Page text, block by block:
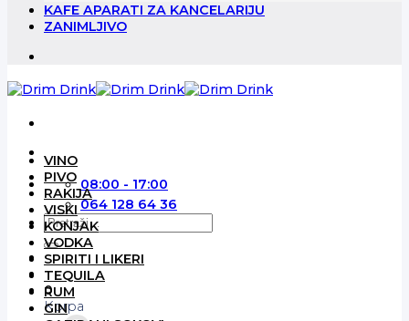
KAFE APARATI ZA KANCELARIJU
ZANIMLJIVO
08:00 - 17:00
064 128 64 36
Pretraga
za:
0
Korpa
VINO
PIVO
RAKIJA
VISKI
KONJAK
VODKA
SPIRITI I LIKERI
TEQUILA
RUM
GIN